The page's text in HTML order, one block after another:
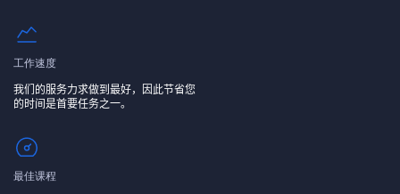
工作速度
我们的服务力求做到最好，因此节省您
的时间是首要任务之一。
最佳课程